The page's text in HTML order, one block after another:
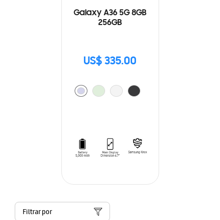
Galaxy A36 5G 8GB
256GB
US$ 335.00
Filtrar por